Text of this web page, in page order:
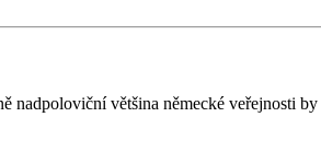
nadpoloviční většina německé veřejnosti